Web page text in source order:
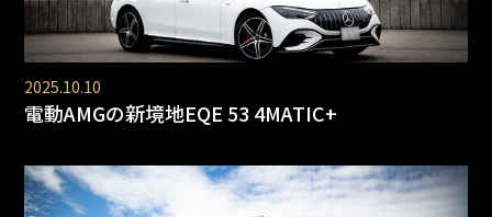
2025.10.10
電動AMGの新境地EQE 53 4MATIC+